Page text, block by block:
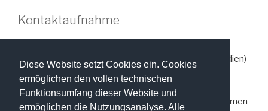
Diese Website setzt Cookies ein. Cookies
ermöglichen den vollen technischen
Funktionsumfang dieser Website und
ermöglichen die Nutzungsanalyse. Alle
Kontaktaufnahme
Kontaktformular, E-Mail, Telefon oder via soziale Medien)
werden die Angaben der anfragenden Personen
verarbeitet, soweit dies zur Beantwortung der
Kontaktanfragen und etwaiger angefragter Maßnahmen